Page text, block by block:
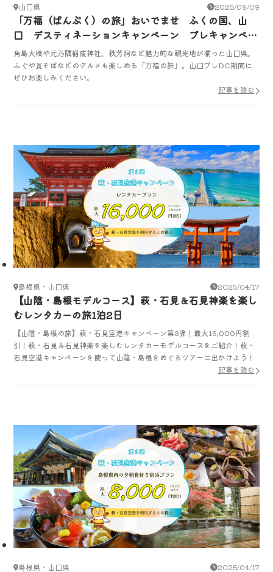
山口県 2025/09/09
「万福（ばんぷく）の旅」おいでませ ふくの国、山
口 デスティネーションキャンペーン プレキャンペー
ン
角島大橋や元乃隅稲成神社、秋芳洞など魅力的な観光地が揃った山口県。
ふぐや瓦そばなどのグルメも楽しめる「万福の旅」。山口プレDC期間に
ぜひお楽しみください。
記事を読む
島根県・山口県 2025/04/17
【山陰・島根モデルコース】萩・石見＆石見神楽を楽し
むレンタカーの旅1泊2日
【山陰・島根の旅】萩・石見空港キャンペーン第3弾！最大16,000円割
引！萩・石見＆石見神楽を楽しむレンタカーモデルコースをご紹介！萩・
石見空港キャンペーンを使って山陰・島根をめぐるツアーに出かけよう！
記事を読む
島根県・山口県 2025/04/17